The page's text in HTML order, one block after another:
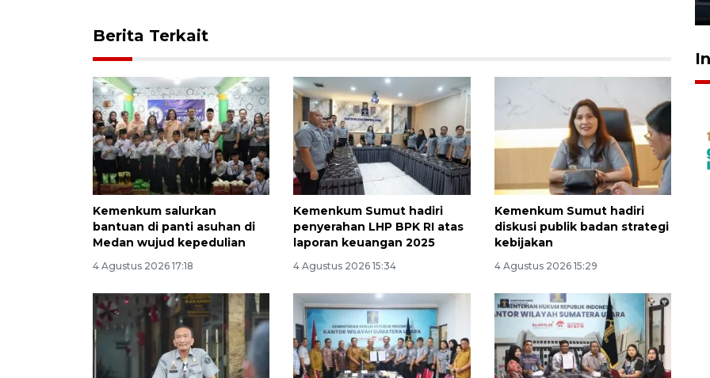
Berita Terkait
Kemenkum salurkan
bantuan di panti asuhan di
Medan wujud kepedulian
4 Agustus 2026 17:18
Kemenkum Sumut hadiri
penyerahan LHP BPK RI atas
laporan keuangan 2025
4 Agustus 2026 15:34
Kemenkum Sumut hadiri
diskusi publik badan strategi
kebijakan
4 Agustus 2026 15:29